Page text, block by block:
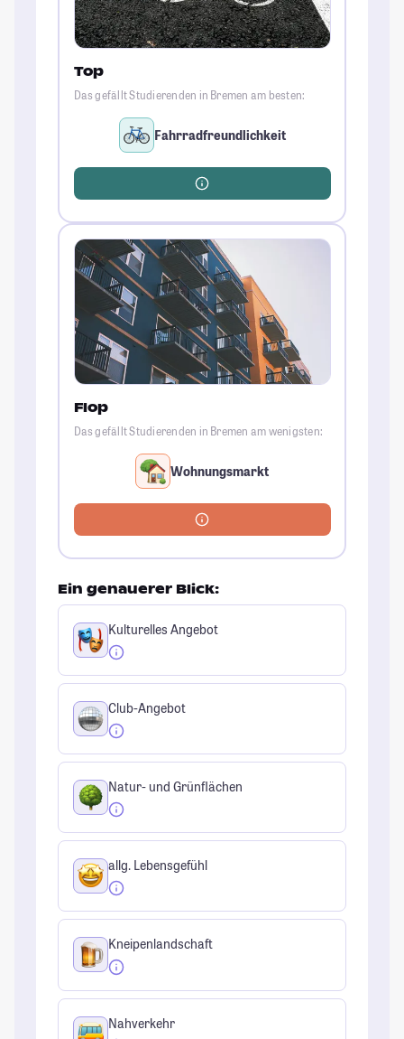
Top
Das gefällt Studierenden in Bremen am besten:
Fahrradfreundlichkeit
Flop
Das gefällt Studierenden in Bremen am wenigsten:
Wohnungsmarkt
Ein genauerer Blick:
Kulturelles Angebot
Club-Angebot
Natur- und Grünflächen
allg. Lebensgefühl
Kneipenlandschaft
Nahverkehr